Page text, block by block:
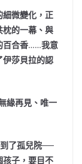
細微變化，正
枕的一幕、與
百合香……我意
伊莎貝拉的認
緣再見、唯一
了孤兒院──
孩子，要目不